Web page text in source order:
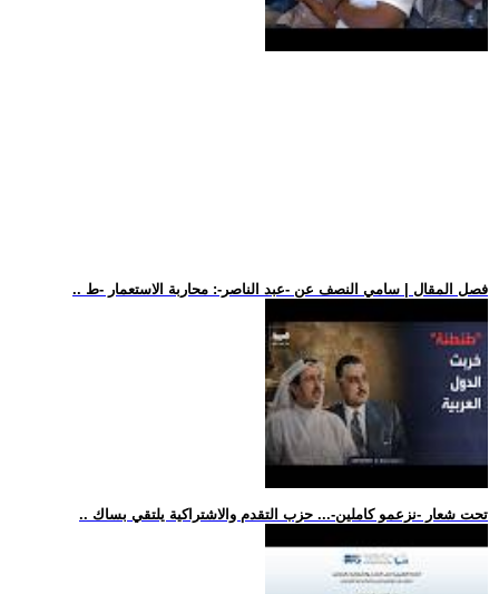
.. فصل المقال | سامي النصف عن -عبد الناصر-: محاربة الاستعمار -ط
.. تحت شعار -نزعمو كاملين-... حزب التقدم والاشتراكية يلتقي بساك